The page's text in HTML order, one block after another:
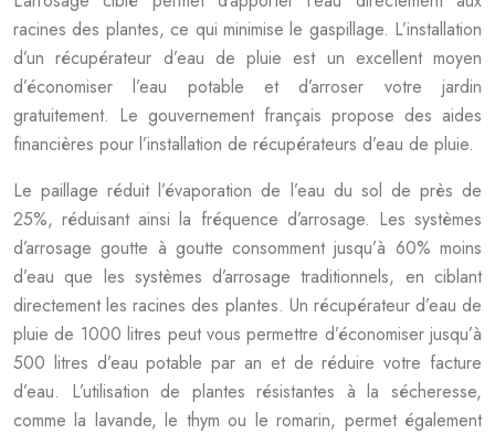
racines des plantes, ce qui minimise le gaspillage. L’installation
d’un récupérateur d’eau de pluie est un excellent moyen
d’économiser l’eau potable et d’arroser votre jardin
gratuitement. Le gouvernement français propose des aides
financières pour l’installation de récupérateurs d’eau de pluie.
Le paillage réduit l’évaporation de l’eau du sol de près de
25%, réduisant ainsi la fréquence d’arrosage. Les systèmes
d’arrosage goutte à goutte consomment jusqu’à 60% moins
d’eau que les systèmes d’arrosage traditionnels, en ciblant
directement les racines des plantes. Un récupérateur d’eau de
pluie de 1000 litres peut vous permettre d’économiser jusqu’à
500 litres d’eau potable par an et de réduire votre facture
d’eau. L’utilisation de plantes résistantes à la sécheresse,
comme la lavande, le thym ou le romarin, permet également